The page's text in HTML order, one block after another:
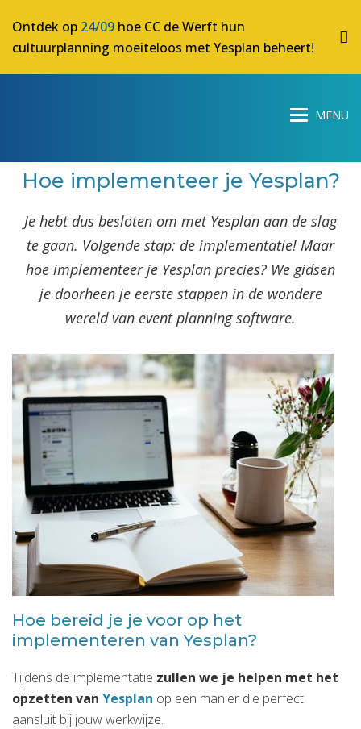
Ontdek op 24/09 hoe CC de Werft hun
cultuurplanning moeiteloos met Yesplan beheert!
Hoe implementeer je Yesplan?
Je hebt dus besloten om met Yesplan aan de slag
te gaan. Volgende stap: de implementatie! Maar
hoe implementeer je Yesplan precies? We gidsen
je doorheen je eerste stappen in de wondere
wereld van event planning software.
Hoe bereid je je voor op het
implementeren van Yesplan?
Tijdens de implementatie zullen we je helpen met het
opzetten van Yesplan op een manier die perfect
aansluit bij jouw werkwijze.